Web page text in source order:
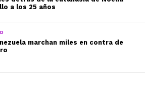
a los 25 años
marchan miles en contra de